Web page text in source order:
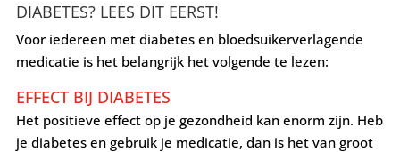
DIABETES? LEES DIT EERST!
Voor iedereen met diabetes en bloedsuikerverlagende
medicatie is het belangrijk het volgende te lezen:
EFFECT BIJ DIABETES
Het positieve effect op je gezondheid kan enorm zijn. Heb
je diabetes en gebruik je medicatie, dan is het van groot